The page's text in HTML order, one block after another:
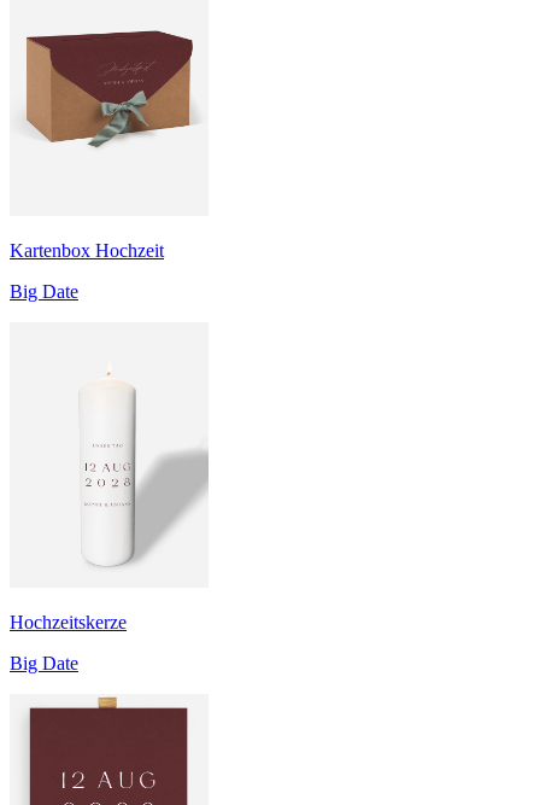
Kartenbox Hochzeit
Big Date
Hochzeitskerze
Big Date